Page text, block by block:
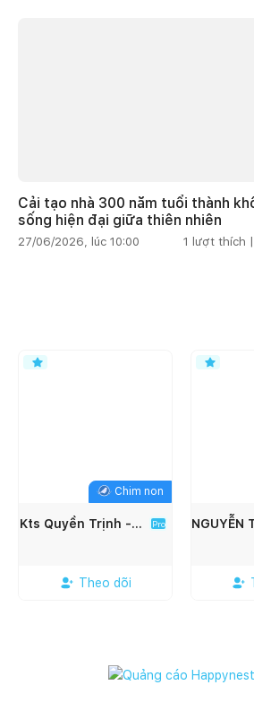
Cải tạo nhà 300 năm tuổi thành
sống hiện đại giữa thiên nhiên
27/06/2026, lúc 10:00 1 lượt thích |
Chim non
Kts Quyền Trịnh - Lavia Concept Việt Nam Pro
Theo dõi